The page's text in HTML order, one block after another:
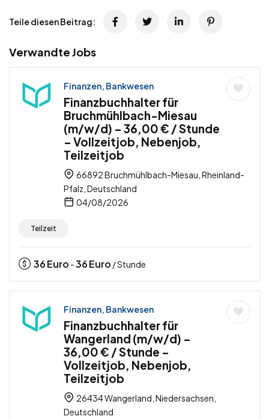
Teile diesen Beitrag:
Verwandte Jobs
Finanzen, Bankwesen
Finanzbuchhalter für
Bruchmühlbach-Miesau
(m/w/d) – 36,00 € / Stunde
– Vollzeitjob, Nebenjob,
Teilzeitjob
66892 Bruchmühlbach-Miesau, Rheinland-
Pfalz, Deutschland
04/08/2026
Teilzeit
36Euro -36Euro / Stunde
Finanzen, Bankwesen
Finanzbuchhalter für
Wangerland (m/w/d) –
36,00 € / Stunde –
Vollzeitjob, Nebenjob,
Teilzeitjob
26434 Wangerland, Niedersachsen,
Deutschland